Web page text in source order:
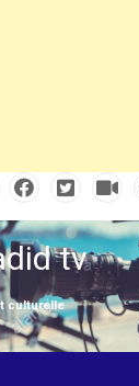
tv
culturelle